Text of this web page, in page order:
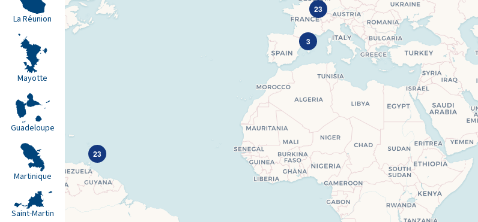
La Réunion
Mayotte
Guadeloupe
Martinique
Saint-Martin
23
3
23